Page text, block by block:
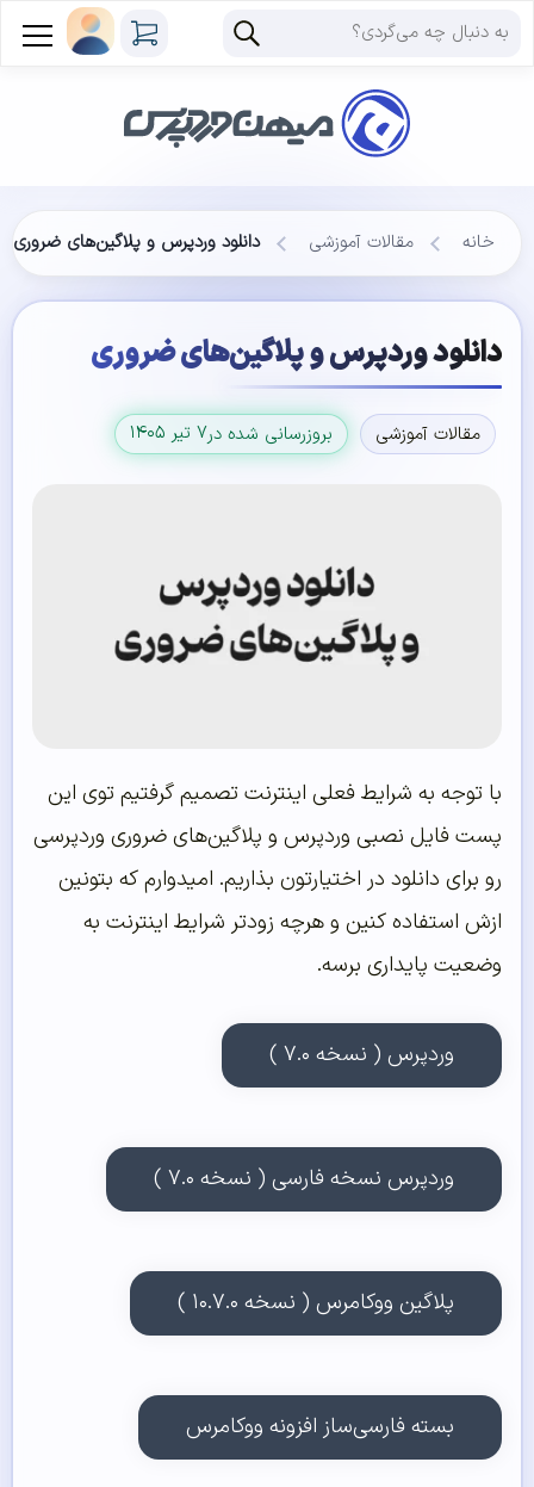
خانه مقالات آموزشی دانلود وردپرس و پلاگین‌های ضروری
دانلود وردپرس و پلاگین‌های ضروری
مقالات آموزشی بروزرسانی شده در۷ تیر ۱۴۰۵
با توجه به شرایط فعلی اینترنت تصمیم گرفتیم توی این
پست فایل نصبی وردپرس و پلاگین‌های ضروری وردپرسی
رو برای دانلود در اختیارتون بذاریم. امیدوارم که بتونین
ازش استفاده کنین و هرچه زودتر شرایط اینترنت به
وضعیت پایداری برسه.
وردپرس ( نسخه ۷.۰ )
وردپرس نسخه فارسی ( نسخه ۷.۰ )
پلاگین ووکامرس ( نسخه ۱۰.۷.۰ )
بسته فارسی‌ساز افزونه ووکامرس